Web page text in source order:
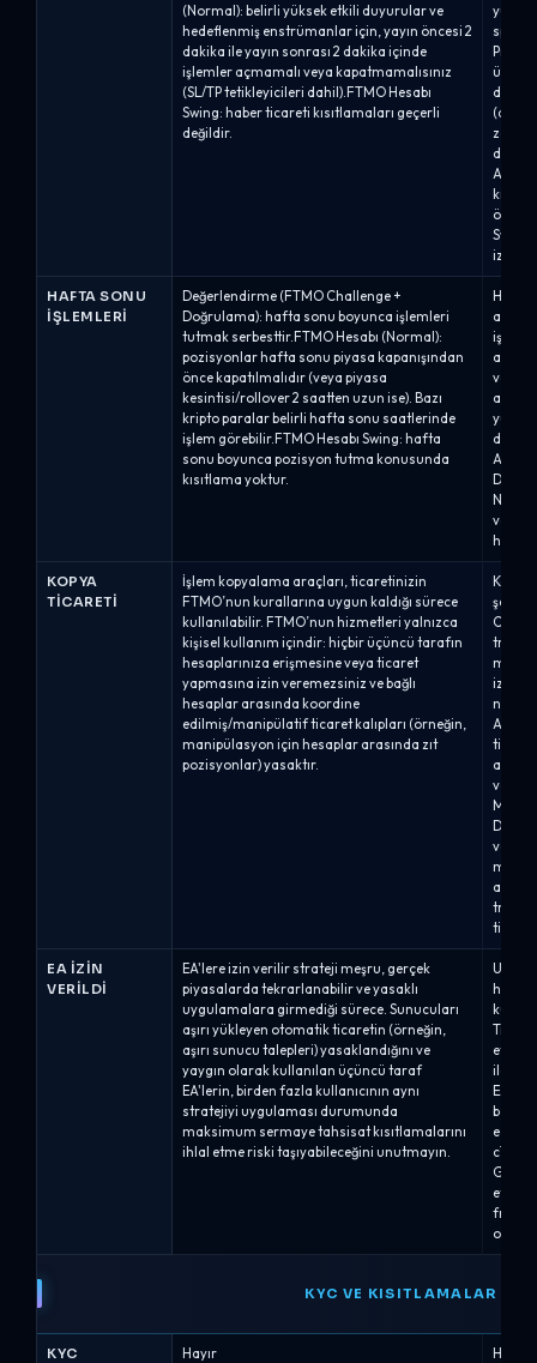
(Normal): belirli yüksek etkili duyurular ve
hedeflenmiş enstrümanlar için, yayın öncesi 2
dakika ile yayın sonrası 2 dakika içinde
işlemler açmamalı veya kapatmamalısınız
(SL/TP tetikleyicileri dahil).FTMO Hesabı
Swing: haber ticareti kısıtlamaları geçerli
değildir.
Pro
zarar
dahil)
Alpha
önce
izin
HAFTA SONU
İŞLEMLERI
Değerlendirme (FTMO Challenge +
Doğrulama): hafta sonu boyunca işlemleri
tutmak serbesttir.FTMO Hesabı (Normal):
pozisyonlar hafta sonu piyasa kapanışından
önce kapatılmalıdır (veya piyasa
kesintisi/rollover 2 saatten uzun ise). Bazı
kripto paralar belirli hafta sonu saatlerinde
işlem görebilir.FTMO Hesabı Swing: hafta
sonu boyunca pozisyon tutma konusunda
kısıtlama yoktur.
Hafta
Alpha
hafta
KOPYA
TICARETI
İşlem kopyalama araçları, ticaretinizin
FTMO’nun kurallarına uygun kaldığı sürece
kullanılabilir. FTMO’nun hizmetleri yalnızca
kişisel kullanım içindir: hiçbir üçüncü tarafın
hesaplarınıza erişmesine veya ticaret
yapmasına izin veremezsiniz ve bağlı
hesaplar arasında koordine
edilmiş/manipülatif ticaret kalıpları (örneğin,
manipülasyon için hesaplar arasında zıt
pozisyonlar) yasaktır.
Kopya
izin
Alpha
veya
ana
ticaret
EA İZIN
VERILDI
EA'lere izin verilir strateji meşru, gerçek
piyasalarda tekrarlanabilir ve yasaklı
uygulamalara girmediği sürece. Sunucuları
aşırı yükleyen otomatik ticaretin (örneğin,
aşırı sunucu talepleri) yasaklandığını ve
yaygın olarak kullanılan üçüncü taraf
EA'lerin, birden fazla kullanıcının aynı
stratejiyi uygulaması durumunda
maksimum sermaye tahsisat kısıtlamalarını
ihlal etme riski taşıyabileceğini unutmayın.
KYC VE KISITLAMALAR
KYC
Hayır Hayır